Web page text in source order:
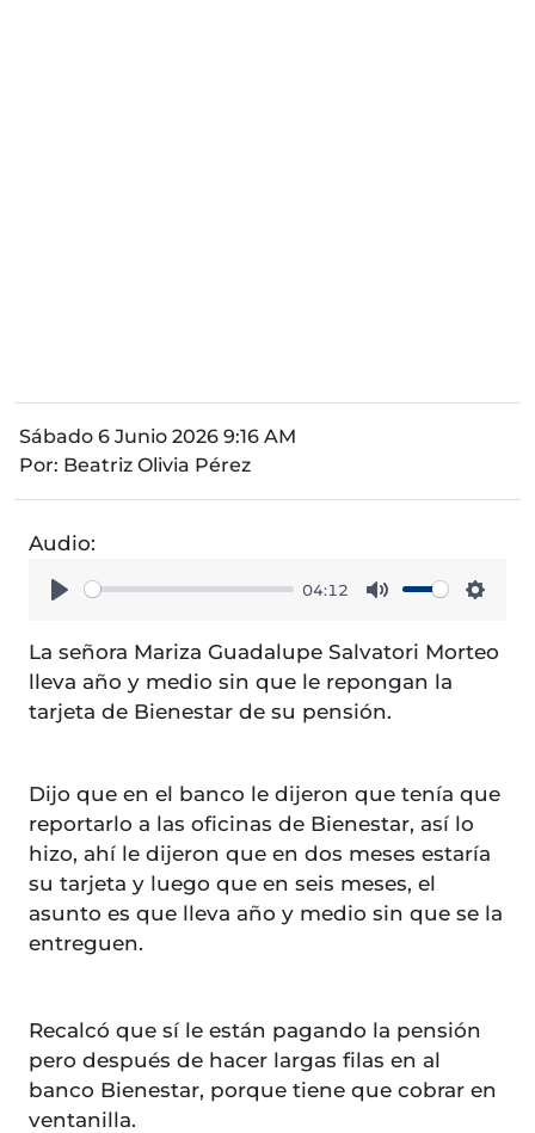
Sábado 6 Junio 2026 9:16 AM
Por: Beatriz Olivia Pérez
Audio:
04:12
La señora Mariza Guadalupe Salvatori Morteo
lleva año y medio sin que le repongan la
tarjeta de Bienestar de su pensión.
Dijo que en el banco le dijeron que tenía que
reportarlo a las oficinas de Bienestar, así lo
hizo, ahí le dijeron que en dos meses estaría
su tarjeta y luego que en seis meses, el
asunto es que lleva año y medio sin que se la
entreguen.
Recalcó que sí le están pagando la pensión
pero después de hacer largas filas en al
banco Bienestar, porque tiene que cobrar en
ventanilla.